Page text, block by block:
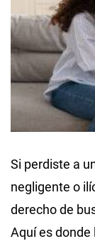
Si perdiste a
negligente o
derecho de
Aquí es donde